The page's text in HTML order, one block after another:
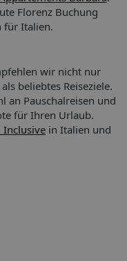
4,90 EUR/Tag
oder Paradiso,
WC,
Telefon, WLAN
Florenz Buchung
für Italien.
wir nicht nur
als beliebtes Reiseziele.
an Pauschalreisen und
für Ihren Urlaub.
in Italien und